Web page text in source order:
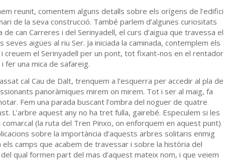
reunit, comentem alguns detalls sobre els orígens de l’edifici
de la seva construcció. També parlem d’algunes curiositats
can Carreres i del Serinyadell, el curs d’aigua que travessa el
aigües al riu Ser. Ja iniciada la caminada, contemplem els
el Serinyadell per un pont, tot fixant-nos en el rentador
fer una mica de safareig.
cal Cau de Dalt, trenquem a l’esquerra per accedir al pla de
panoràmiques mirem on mirem. Tot i ser al maig, fa
Fem una parada buscant l’ombra del noguer de quatre
L’arbre aquest any no ha tret fulla, gairebé. Especulem si les
(la ruta del Tren Pinxo, on enforquem en aquest punt)
sobre la importància d’aquests arbres solitaris enmig
camps que acabem de travessar i sobre la història del
qual formen part del mas d’aquest mateix nom, i que veiem